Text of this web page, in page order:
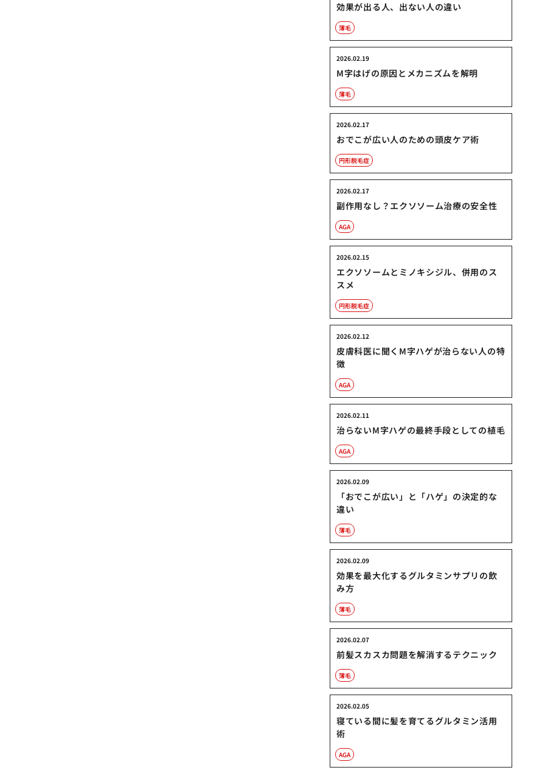
効果が出る人、出ない人の違い
薄毛
M字はげの原因とメカニズムを解明
2026.02.19
薄毛
おでこが広い人のための頭皮ケア術
2026.02.17
円形脱毛症
副作用なし？エクソソーム治療の安全性
2026.02.17
AGA
エクソソームとミノキシジル、併用のス
スメ
2026.02.15
円形脱毛症
皮膚科医に聞くM字ハゲが治らない人の特
徴
2026.02.12
AGA
治らないM字ハゲの最終手段としての植毛
2026.02.11
AGA
「おでこが広い」と「ハゲ」の決定的な
違い
2026.02.09
薄毛
効果を最大化するグルタミンサプリの飲
み方
2026.02.09
薄毛
前髪スカスカ問題を解消するテクニック
2026.02.07
薄毛
寝ている間に髪を育てるグルタミン活用
術
2026.02.05
AGA